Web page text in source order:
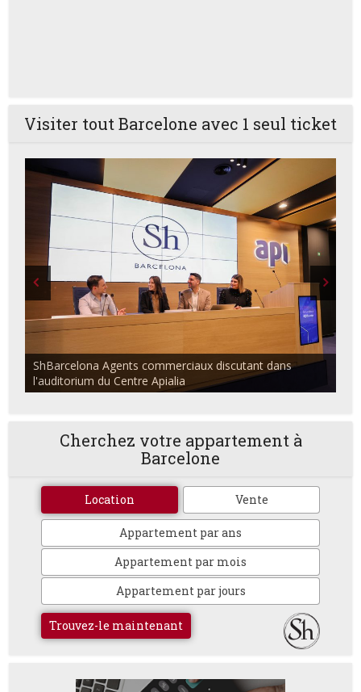
Visiter tout Barcelone avec 1 seul ticket
ShBarcelona Agents commerciaux discutant dans
l'auditorium du Centre Apialia
Cherchez votre appartement à
Barcelone
Location Vente
Appartement par ans
Appartement par mois
Appartement par jours
Trouvez-le maintenant